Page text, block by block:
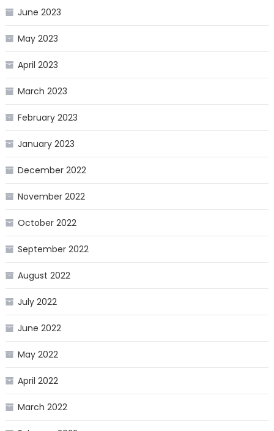
June 2023
May 2023
April 2023
March 2023
February 2023
January 2023
December 2022
November 2022
October 2022
September 2022
August 2022
July 2022
June 2022
May 2022
April 2022
March 2022